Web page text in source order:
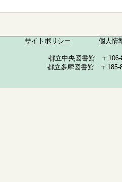
サイトポリシー 個人情
都立中央図書館 〒
都立多摩図書館 〒185-